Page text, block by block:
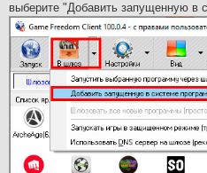
выберите "Добавить запущенную в